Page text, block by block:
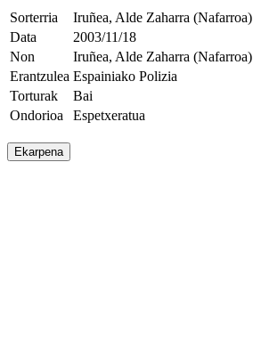
Sorterria
Iruñea, Alde Zaharra (Nafarroa)
Data
2003/11/18
Non
Iruñea, Alde Zaharra (Nafarroa)
Erantzulea Espainiako Polizia
Torturak
Bai
Ondorioa
Espetxeratua